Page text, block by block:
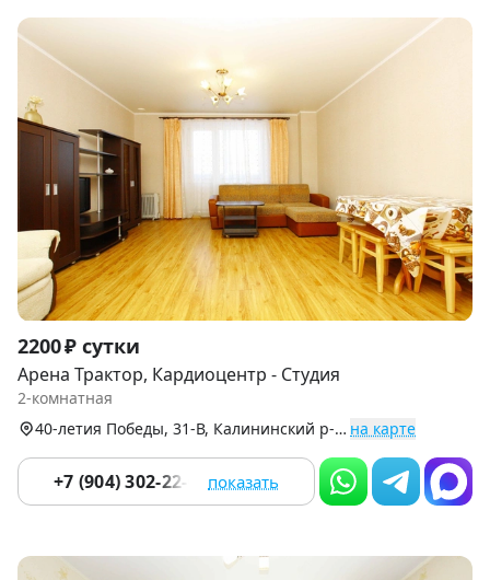
Item
1
of
9
2200 ₽ сутки
Арена Трактор, Кардиоцентр - Студия
2-комнатная
40-летия Победы, 31-В, Калининский р-н (Северо-Запад) на карте
+7 (904) 302-22-02 показать